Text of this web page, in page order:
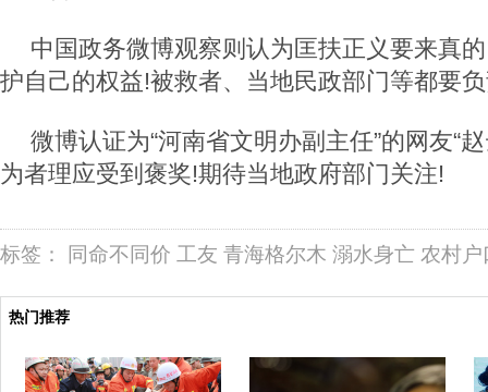
中国政务微博观察则认为匡扶正义要来真
护自己的权益!被救者、当地民政部门等都要负
微博认证为“河南省文明办副主任”的网友“
为者理应受到褒奖!期待当地政府部门关注!
标签： 同命不同价 工友 青海格尔木 溺水身亡 农村户
热门推荐
“